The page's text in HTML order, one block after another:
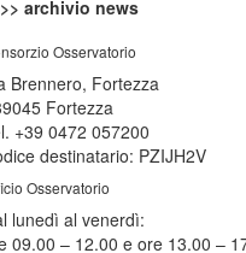
>> archivio news
Osservatorio
Brennero, Fortezza
Fortezza
+39 0472 057200
destinatario: PZIJH2V
Osservatorio
lunedì al venerdì:
09.00 – 12.00 e ore 13.00 –